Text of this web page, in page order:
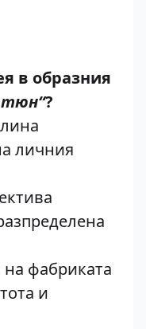
в образния
?
личния
фабриката
и